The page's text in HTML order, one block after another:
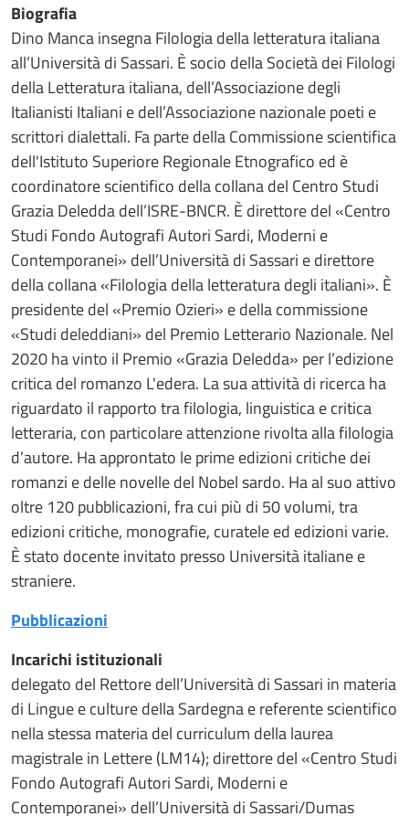
Biografia
Dino Manca insegna Filologia della letteratura italiana
all’Università di Sassari. È socio della Società dei Filologi
della Letteratura italiana, dell’Associazione degli
Italianisti Italiani e dell’Associazione nazionale poeti e
scrittori dialettali. Fa parte della Commissione scientifica
dell'Istituto Superiore Regionale Etnografico ed è
coordinatore scientifico della collana del Centro Studi
Grazia Deledda dell’ISRE-BNCR. È direttore del «Centro
Studi Fondo Autografi Autori Sardi, Moderni e
Contemporanei» dell’Università di Sassari e direttore
della collana «Filologia della letteratura degli italiani». È
presidente del «Premio Ozieri» e della commissione
«Studi deleddiani» del Premio Letterario Nazionale. Nel
2020 ha vinto il Premio «Grazia Deledda» per l’edizione
critica del romanzo L'edera. La sua attività di ricerca ha
riguardato il rapporto tra filologia, linguistica e critica
letteraria, con particolare attenzione rivolta alla filologia
d’autore. Ha approntato le prime edizioni critiche dei
romanzi e delle novelle del Nobel sardo. Ha al suo attivo
oltre 120 pubblicazioni, fra cui più di 50 volumi, tra
edizioni critiche, monografie, curatele ed edizioni varie.
È stato docente invitato presso Università italiane e
straniere.
Pubblicazioni
Incarichi istituzionali
delegato del Rettore dell’Università di Sassari in materia
di Lingue e culture della Sardegna e referente scientifico
nella stessa materia del curriculum della laurea
magistrale in Lettere (LM14); direttore del «Centro Studi
Fondo Autografi Autori Sardi, Moderni e
Contemporanei» dell’Università di Sassari/Dumas